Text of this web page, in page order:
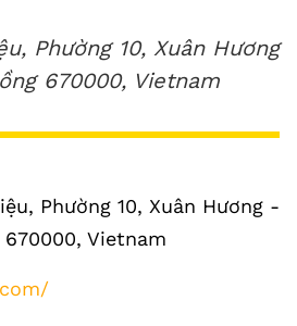
Phường 10, Xuân Hương
670000, Vietnam
Phường 10, Xuân Hương -
Vietnam